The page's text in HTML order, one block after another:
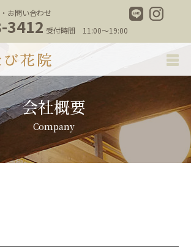
お問い合わせ
3412 受付時間 11:00～19:00
会社概要
Company